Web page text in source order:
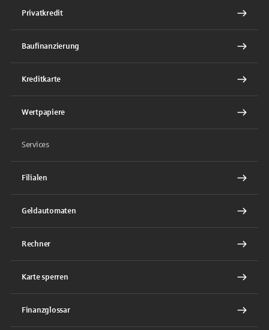
Privatkredit
Baufinanzierung
Kreditkarte
Wertpapiere
Services
Filialen
Geldautomaten
Rechner
Karte sperren
Finanzglossar